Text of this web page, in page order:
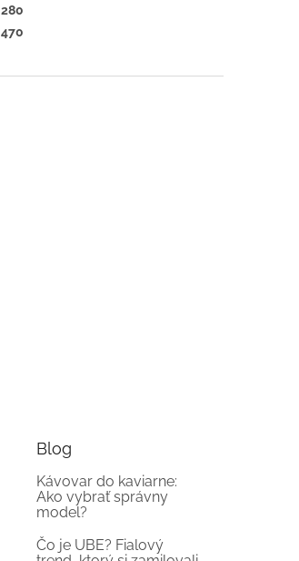
280
470
Blog
Kávovar do kaviarne:
Ako vybrať správny
model?
Čo je UBE? Fialový